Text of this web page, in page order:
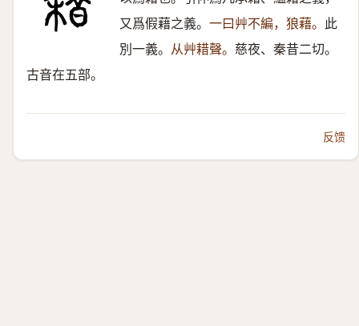
又爲假藉之義。 一曰艸不編，狼藉。 此
別一義。 从艸耤聲。 慈夜、秦昔二切。
古音在五部。
反馈